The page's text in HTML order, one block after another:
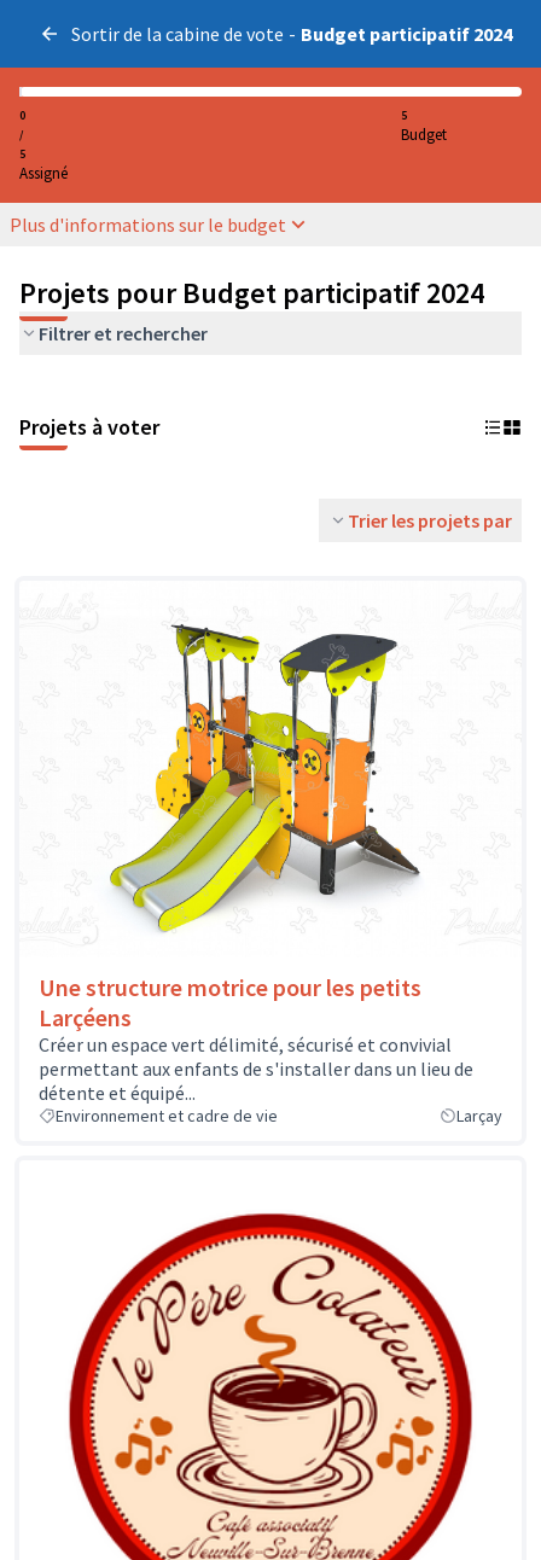
Sortir de la cabine de vote - Budget participatif 2024
0
/
5
Assigné
5
Budget
Plus d'informations sur le budget
Projets pour Budget participatif 2024
Filtrer et rechercher
Projets à voter
Trier les projets par
Une structure motrice pour les petits
Larçéens
Créer un espace vert délimité, sécurisé et convivial
permettant aux enfants de s'installer dans un lieu de
détente et équipé...
Environnement et cadre de vie Larçay